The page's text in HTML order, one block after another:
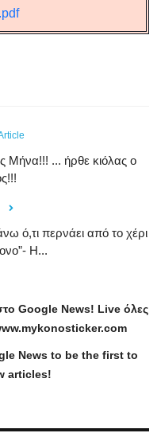
Μήνα!!! ... ήρθε κιόλας ο
ό,τι περνάει από το χέρι
Η...
Google News! Liveόλες
.mykonosticker.com
News to be the first to
articles!